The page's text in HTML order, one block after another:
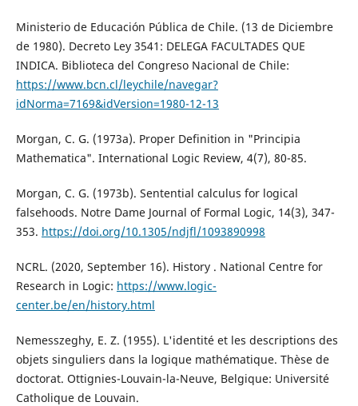
Ministerio de Educación Pública de Chile. (13 de Diciembre
de 1980). Decreto Ley 3541: DELEGA FACULTADES QUE
INDICA. Biblioteca del Congreso Nacional de Chile:
https://www.bcn.cl/leychile/navegar?
idNorma=7169&idVersion=1980-12-13
Morgan, C. G. (1973a). Proper Definition in "Principia
Mathematica". International Logic Review, 4(7), 80-85.
Morgan, C. G. (1973b). Sentential calculus for logical
falsehoods. Notre Dame Journal of Formal Logic, 14(3), 347-
353. https://doi.org/10.1305/ndjfl/1093890998
NCRL. (2020, September 16). History . National Centre for
Research in Logic: https://www.logic-
center.be/en/history.html
Nemesszeghy, E. Z. (1955). L'identité et les descriptions des
objets singuliers dans la logique mathématique. Thèse de
doctorat. Ottignies-Louvain-la-Neuve, Belgique: Université
Catholique de Louvain.